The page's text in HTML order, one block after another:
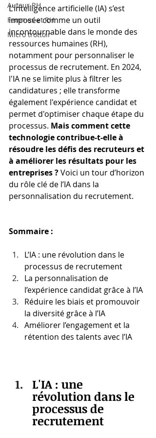
Auteur RH
Femmes et RH
Micro trottoir
L’intelligence artificielle (IA) s’est
imposée comme un outil
incontournable dans le monde des
ressources humaines (RH),
notamment pour personnaliser le
processus de recrutement. En 2024,
l'IA ne se limite plus à filtrer les
candidatures ; elle transforme
également l'expérience candidat et
permet d'optimiser chaque étape du
processus. Mais comment cette
technologie contribue-t-elle à
résoudre les défis des recruteurs et
à améliorer les résultats pour les
entreprises ? Voici un tour d’horizon
du rôle clé de l’IA dans la
personnalisation du recrutement.
Sommaire :
L’IA : une révolution dans le
processus de recrutement
La personnalisation de
l’expérience candidat grâce à l’IA
Réduire les biais et promouvoir
la diversité grâce à l’IA
Améliorer l’engagement et la
rétention des talents avec l’IA
L'IA : une
révolution dans le
processus de
recrutement